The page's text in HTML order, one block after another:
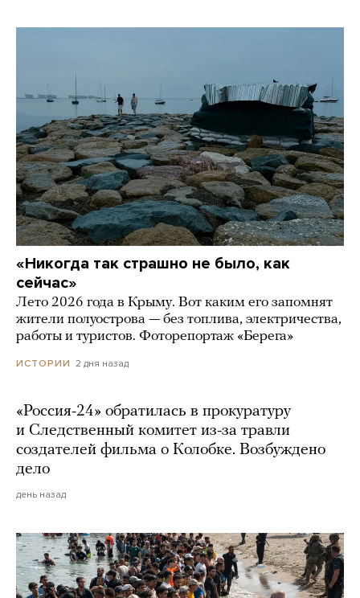
«Никогда так страшно не было, как
сейчас»
Лето 2026 года в Крыму. Вот каким его запомнят
жители полуострова — без топлива, электричества,
работы и туристов. Фоторепортаж «Берега»
ИСТОРИИ 2 дня назад
«Россия-24» обратилась в прокуратуру
и Следственный комитет из-за травли
создателей фильма о Колобке. Возбуждено
дело
день назад